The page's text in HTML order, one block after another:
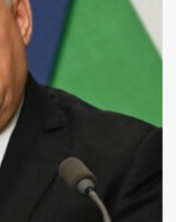
végzett
eltűnt